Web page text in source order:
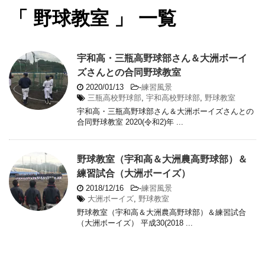
「 野球教室 」 一覧
宇和高・三瓶高野球部さん＆大洲ボーイ
ズさんとの合同野球教室
2020/01/13 -練習風景
三瓶高校野球部 宇和高校野球部 野球教室
宇和高・三瓶高野球部さん＆大洲ボーイズさんとの
合同野球教室 2020(令和2)年 ...
野球教室（宇和高＆大洲農高野球部）＆
練習試合（大洲ボーイズ）
2018/12/16 -練習風景
大洲ボーイズ 野球教室
野球教室（宇和高＆大洲農高野球部）＆練習試合
（大洲ボーイズ） 平成30(2018 ...